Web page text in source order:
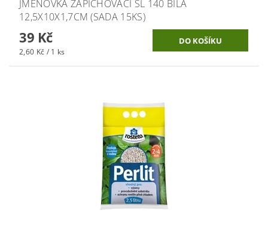
JMENOVKA ZAPICHOVACÍ SL 140 BÍLÁ
12,5X10X1,7CM (SADA 15KS)
39 Kč
2,60 Kč / 1 ks